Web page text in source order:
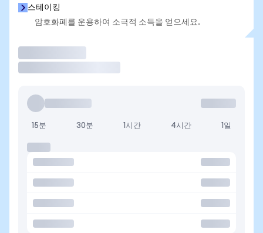
스테이킹
암호화폐를 운용하여 소극적 소득을 얻으세요.
15분 30분 1시간 4시간 1일